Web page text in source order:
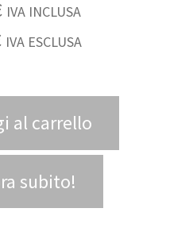
IVA INCLUSA
IVA ESCLUSA
al carrello
subito!